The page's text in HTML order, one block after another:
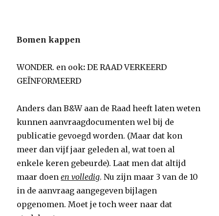
Bomen kappen
WONDER. en ook: DE RAAD VERKEERD
GEÏNFORMEERD
Anders dan B&W aan de Raad heeft laten weten
kunnen aanvraagdocumenten wel bij de
publicatie gevoegd worden. (Maar dat kon
meer dan vijf jaar geleden al, wat toen al
enkele keren gebeurde). Laat men dat altijd
maar doenen volledig. Nu zijn maar 3 van de 10
in de aanvraag aangegeven bijlagen
opgenomen. Moet je toch weer naar dat